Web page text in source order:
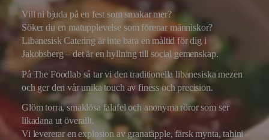
Vill ni bjuda på en fest som smakar mer?
Söker du en matupplevelse som förenar människor?
Libanesisk Catering är inte bara en måltid för dig i
Jakobsberg – det är en hyllning till social gemenskap.
På The Foodlab så tar vi den traditionella libanesiska mezen
och ger den vår unika touch av finess och precision.
Glöm torra, smaklösa falafel och anonyma röror som ser
likadana ut överallt.
Vi levererar en explosion av granatäpple, färsk mynta, tahini